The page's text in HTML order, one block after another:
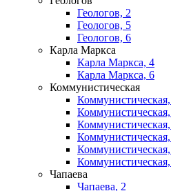
Геологов, 2
Геологов, 5
Геологов, 6
Карла Маркса
Карла Маркса, 4
Карла Маркса, 6
Коммунистическая
Чапаева
Чапаева, 2